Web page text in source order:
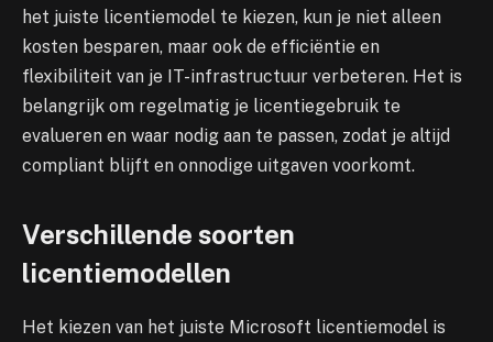
het juiste licentiemodel te kiezen, kun je niet alleen
kosten besparen, maar ook de efficiëntie en
flexibiliteit van je IT-infrastructuur verbeteren. Het is
belangrijk om regelmatig je licentiegebruik te
evalueren en waar nodig aan te passen, zodat je altijd
compliant blijft en onnodige uitgaven voorkomt.
Verschillende soorten
licentiemodellen
Het kiezen van het juiste Microsoft licentiemodel is